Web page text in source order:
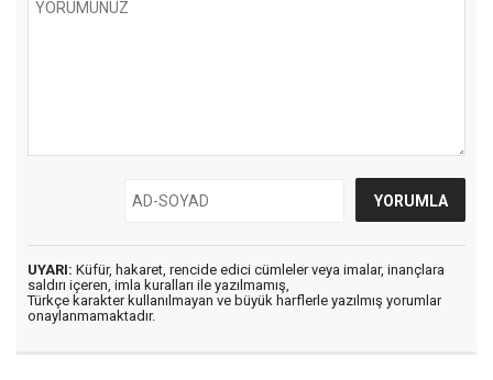
UYARI: Küfür, hakaret, rencide edici cümleler veya imalar, inançlara
saldırı içeren, imla kuralları ile yazılmamış,
Türkçe karakter kullanılmayan ve büyük harflerle yazılmış yorumlar
onaylanmamaktadır.